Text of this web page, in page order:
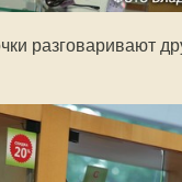
разговаривают